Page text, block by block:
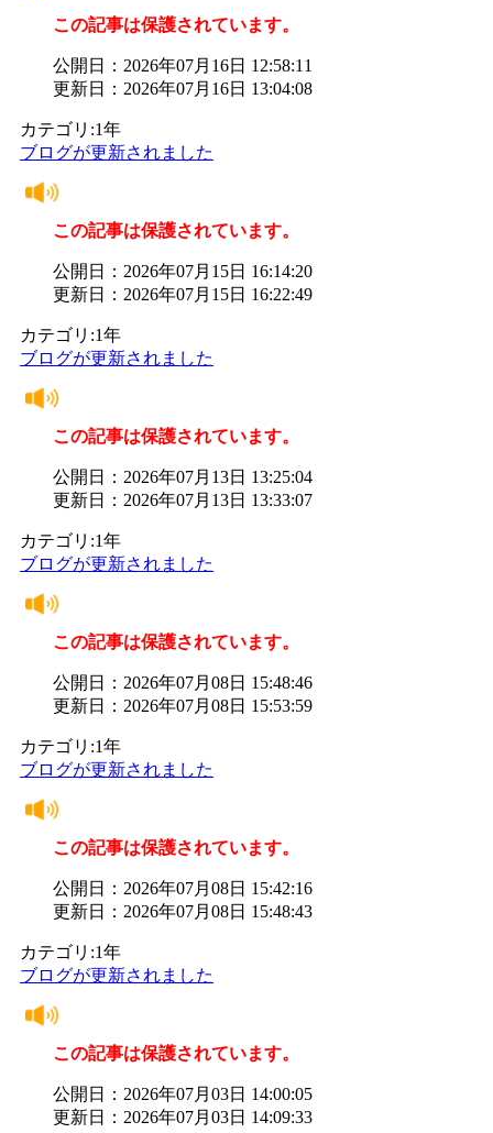
この記事は保護されています。
公開日：2026年07月16日 12:58:11
更新日：2026年07月16日 13:04:08
カテゴリ:1年
ブログが更新されました
この記事は保護されています。
公開日：2026年07月15日 16:14:20
更新日：2026年07月15日 16:22:49
カテゴリ:1年
ブログが更新されました
この記事は保護されています。
公開日：2026年07月13日 13:25:04
更新日：2026年07月13日 13:33:07
カテゴリ:1年
ブログが更新されました
この記事は保護されています。
公開日：2026年07月08日 15:48:46
更新日：2026年07月08日 15:53:59
カテゴリ:1年
ブログが更新されました
この記事は保護されています。
公開日：2026年07月08日 15:42:16
更新日：2026年07月08日 15:48:43
カテゴリ:1年
ブログが更新されました
この記事は保護されています。
公開日：2026年07月03日 14:00:05
更新日：2026年07月03日 14:09:33